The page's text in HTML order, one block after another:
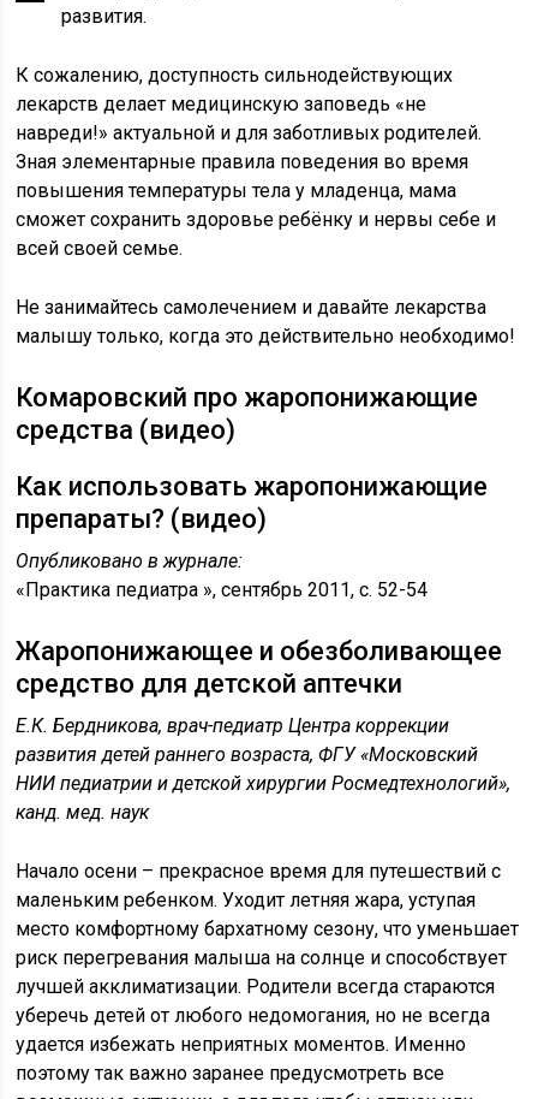
развития.
К сожалению, доступность сильнодействующих
лекарств делает медицинскую заповедь «не
навреди!» актуальной и для заботливых родителей.
Зная элементарные правила поведения во время
повышения температуры тела у младенца, мама
сможет сохранить здоровье ребёнку и нервы себе и
всей своей семье.
Не занимайтесь самолечением и давайте лекарства
малышу только, когда это действительно необходимо!
Комаровский про жаропонижающие
средства (видео)
Как использовать жаропонижающие
препараты? (видео)
Опубликовано в журнале:
«Практика педиатра », сентябрь 2011, с. 52-54
Жаропонижающее и обезболивающее
средство для детской аптечки
Е.К. Бердникова, врач-педиатр Центра коррекции
развития детей раннего возраста, ФГУ «Московский
НИИ педиатрии и детской хирургии Росмедтехнологий»,
канд. мед. наук
Начало осени – прекрасное время для путешествий с
маленьким ребенком. Уходит летняя жара, уступая
место комфортному бархатному сезону, что уменьшает
риск перегревания малыша на солнце и способствует
лучшей акклиматизации. Родители всегда стараются
уберечь детей от любого недомогания, но не всегда
удается избежать неприятных моментов. Именно
поэтому так важно заранее предусмотреть все